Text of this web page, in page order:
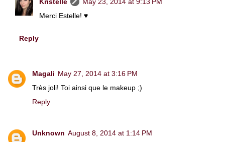
Merci Estelle! ♥
Reply
Magali May 27, 2014 at 3:16 PM
Très joli! Toi ainsi que le makeup ;)
Reply
Unknown August 8, 2014 at 1:14 PM